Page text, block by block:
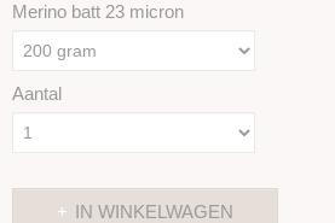
Merino batt 23 micron
Aantal
IN WINKELWAGEN